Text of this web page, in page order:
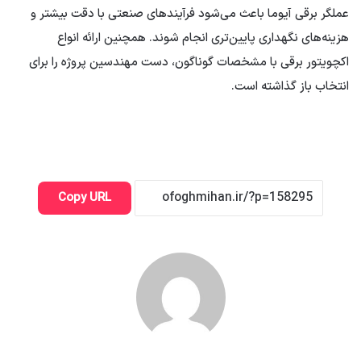
عملگر برقی آیوما باعث می‌شود فرآیندهای صنعتی با دقت بیشتر و
هزینه‌های نگهداری پایین‌تری انجام شوند. همچنین ارائه انواع
اکچویتور برقی با مشخصات گوناگون، دست مهندسین پروژه را برای
انتخاب باز گذاشته است.
Copy URL